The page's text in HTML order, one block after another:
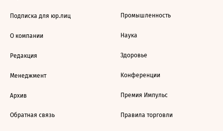
Подписка для юр.лиц
О компании
Редакция
Менеджмент
Архив
Обратная связь
Промышленность
Наука
Здоровье
Конференции
Премия Импульс
Правила торговли